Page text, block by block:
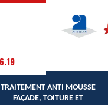
TRAITEMENT ANTI MOUSSE
FAÇADE, TOITURE ET